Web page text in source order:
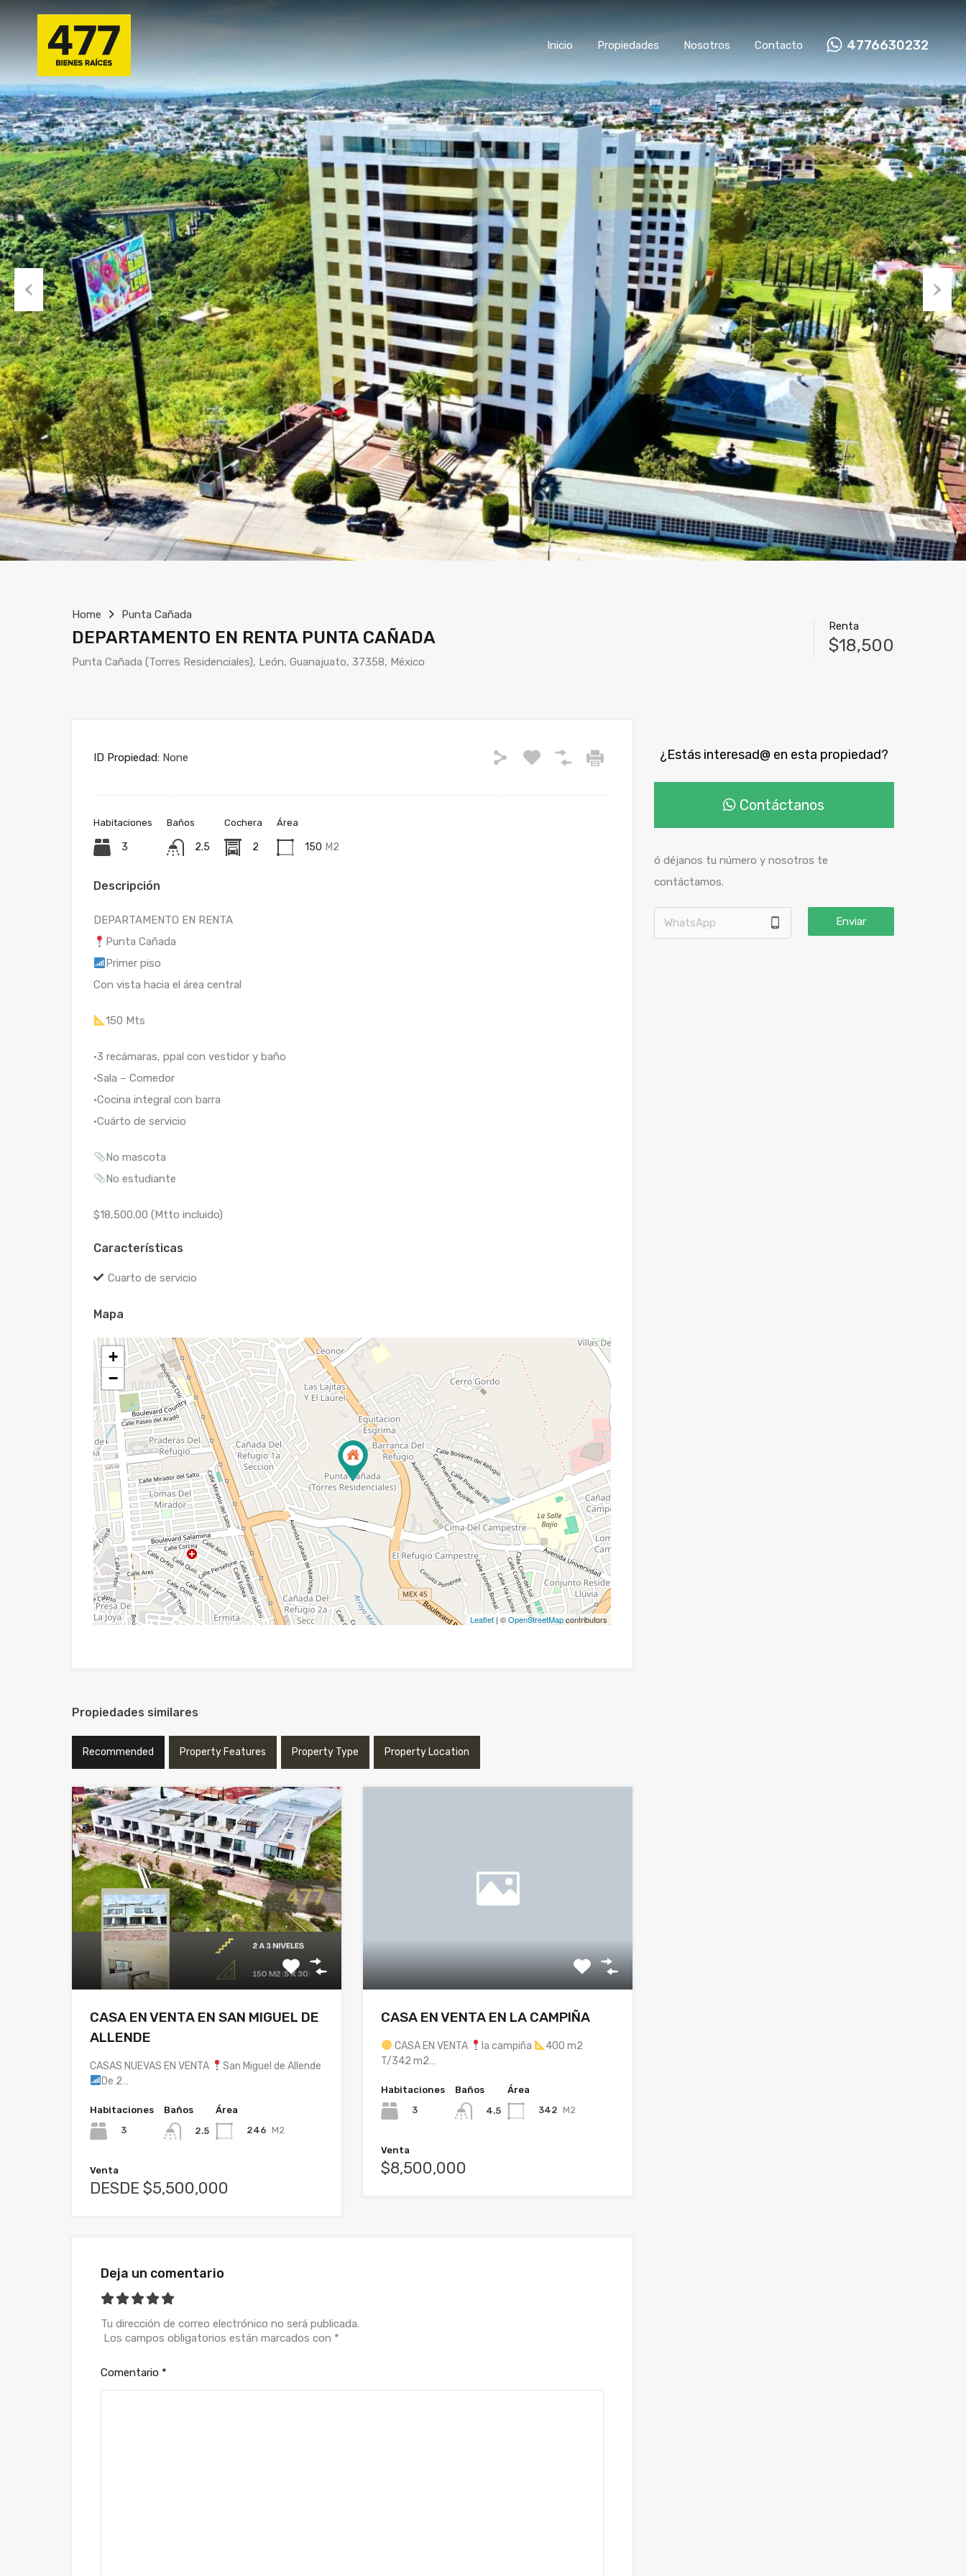
Inicio Propiedades Nosotros Contacto 4776630232
Previous Next
Home Punta Cañada
DEPARTAMENTO EN RENTA PUNTA CAÑADA
Punta Cañada (Torres Residenciales), León, Guanajuato, 37358, México
Renta
$18,500
ID Propiedad: None
Habitaciones
3
Baños
2.5
Cochera
2
Área
150 M2
Descripción
DEPARTAMENTO EN RENTA
Punta Cañada
Primer piso
Con vista hacia el área central
150 Mts
•3 recámaras, ppal con vestidor y baño
•Sala – Comedor
•Cocina integral con barra
•Cuárto de servicio
No mascota
No estudiante
$18,500.00 (Mtto incluido)
Características
Cuarto de servicio
Mapa
+
−
Leaflet| ©OpenStreetMapcontributors
Propiedades similares
Recommended Property Features Property Type Property Location
CASA EN VENTA EN SAN MIGUEL DE
ALLENDE
CASAS NUEVAS EN VENTA
San Miguel de Allende
De 2…
Habitaciones
3
Baños
2.5
Área
246 M2
Venta
DESDE $5,500,000
CASA EN VENTA EN LA CAMPIÑA
CASA EN VENTA la campiña
400 m2
T/342 m2…
Habitaciones
3
Baños
4.5
Área
342 M2
Venta
$8,500,000
Deja un comentario
Tu dirección de correo electrónico no será publicada.
Los campos obligatorios están marcados con *
Comentario *
¿Estás interesad@ en esta propiedad?
Contáctanos
ó déjanos tu número y nosotros te
contáctamos.
phone_android Enviar